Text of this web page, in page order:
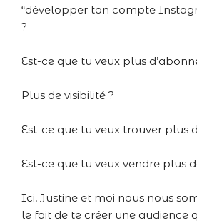
“développer ton compte
?
Est-ce que tu veux plus
Plus de visibilité ?
Est-ce que tu veux trouver plus
Est-ce que tu veux vendre plus
Ici, Justine et moi nous nous
le fait de te créer une audience